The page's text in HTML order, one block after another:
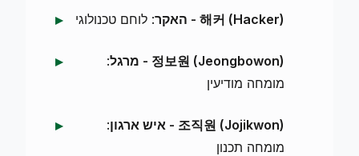
해커 (Hacker) - האקר : לוחם טכנולוגי
정보원 (Jeongbowon) - מרגל
:
מומחה מודיעין
조직원 (Jojikwon) - איש ארגון
:
מומחה תכנון